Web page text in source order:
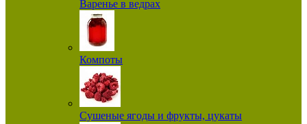
Варенье в ведрах
Компоты
Сушеные ягоды и фрукты, цукаты